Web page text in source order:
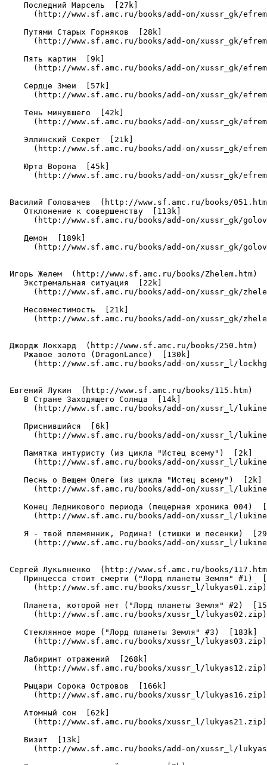
    Последний Марсель  [27k]
(http://www.sf.amc.ru/books/add-on/xussr_gk/
    Путями Старых Горняков  [28k]
(http://www.sf.amc.ru/books/add-on/xussr_gk/
    Пять картин  [9k]
(http://www.sf.amc.ru/books/add-on/xussr_gk/
    Сердце Змеи  [57k]
(http://www.sf.amc.ru/books/add-on/xussr_gk/
    Тень минувшего  [42k]
(http://www.sf.amc.ru/books/add-on/xussr_gk/
    Эллинский Секрет  [21k]
(http://www.sf.amc.ru/books/add-on/xussr_gk/
    Юрта Ворона  [45k]
(http://www.sf.amc.ru/books/add-on/xussr_gk/
Василий Головачев  (http://www.sf.amc.ru/books/
    Отклонение к совершенству  [113k]
(http://www.sf.amc.ru/books/add-on/xussr_gk/
    Демон  [189k]
(http://www.sf.amc.ru/books/add-on/xussr_gk/
Игорь Желем  (http://www.sf.amc.ru/books/Zhelem.htm)
    Экстремальная ситуация  [22k]
(http://www.sf.amc.ru/books/add-on/xussr_gk/
    Несовместимость  [21k]
(http://www.sf.amc.ru/books/add-on/xussr_gk/
Джордж Локхард  (http://www.sf.amc.ru/books/250.htm)
    Ржавое золото (DragonLance)  [130k]
(http://www.sf.amc.ru/books/add-on/xussr_l/
Евгений Лукин  (http://www.sf.amc.ru/books/115.htm)
    В Стране Заходящего Солнца  [14k]
(http://www.sf.amc.ru/books/add-on/xussr_l/
    Приснившийся  [6k]
(http://www.sf.amc.ru/books/add-on/xussr_l/
    Памятка интуристу (из цикла "Истец всему")  [2k]
(http://www.sf.amc.ru/books/add-on/xussr_l/
    Песнь о Вещем Олеге (из цикла "Истец всему")  [2k]
(http://www.sf.amc.ru/books/add-on/xussr_l/
Конец Ледникового периода (пещерная хроника 004)
(http://www.sf.amc.ru/books/add-on/xussr_l/
Я - твой племянник, Родина! (стишки и песенки)
(http://www.sf.amc.ru/books/add-on/xussr_l/
Сергей Лукьяненко  (http://www.sf.amc.ru/books/
Принцесса стоит смерти ("Лорд планеты Земля" #1)
      (http://www.sf.amc.ru/books/xussr_l/lukyas01.zip)
Планета, которой нет ("Лорд планеты Земля" #2)
      (http://www.sf.amc.ru/books/xussr_l/lukyas02.zip)
    Стеклянное море ("Лорд планеты Земля" #3)  [183k]
      (http://www.sf.amc.ru/books/xussr_l/lukyas03.zip)
    Лабиринт отражений  [268k]
      (http://www.sf.amc.ru/books/xussr_l/lukyas12.zip)
    Рыцари Сорока Островов  [166k]
      (http://www.sf.amc.ru/books/xussr_l/lukyas16.zip)
    Атомный сон  [62k]
      (http://www.sf.amc.ru/books/xussr_l/lukyas21.zip)
    Визит  [13k]
(http://www.sf.amc.ru/books/add-on/xussr_l/